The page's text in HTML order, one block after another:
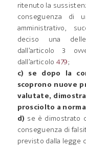
ritenuto la
conseguenza di
amministrativo,
deciso una
dall’articolo 3
dall’articolo 479;
c) se dopo la
scoprono nuove
valutate,
prosciolto a
d) se è dimostrato
conseguenza di
previsto dalla legge